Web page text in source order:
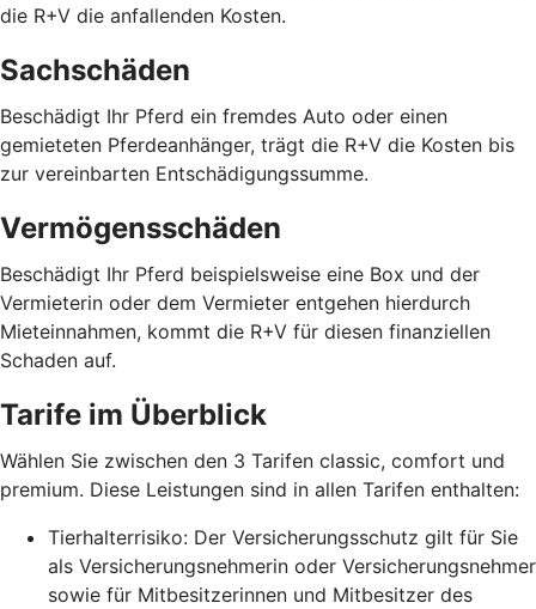
die R+V die anfallenden Kosten.
Sachschäden
Beschädigt Ihr Pferd ein fremdes Auto oder einen
gemieteten Pferdeanhänger, trägt die R+V die Kosten bis
zur vereinbarten Entschädigungssumme.
Vermögensschäden
Beschädigt Ihr Pferd beispielsweise eine Box und der
Vermieterin oder dem Vermieter entgehen hierdurch
Mieteinnahmen, kommt die R+V für diesen finanziellen
Schaden auf.
Tarife im Überblick
Wählen Sie zwischen den 3 Tarifen classic, comfort und
premium. Diese Leistungen sind in allen Tarifen enthalten:
Tierhalterrisiko: Der Versicherungsschutz gilt für Sie
als Versicherungsnehmerin oder Versicherungsnehmer
sowie für Mitbesitzerinnen und Mitbesitzer des